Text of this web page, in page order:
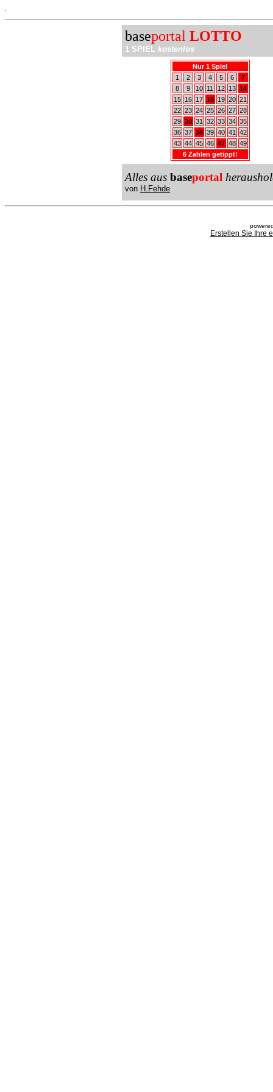
baseportal LOTTO
1 SPIEL kostenlos
Nur 1 Spiel
1
2 3 4 5 6
7
8
9 10 11 12 13 14
15
16 17 18 19 20 21
22 23 24 25 26 27 28
29 30 31 32 33 34 35
36 37 38 39 40 41
42
43 44 45 46 47 48 49
6 Zahlen getippt!
Alles aus baseportal
von H.Fehde
Erstellen Sie Ihre